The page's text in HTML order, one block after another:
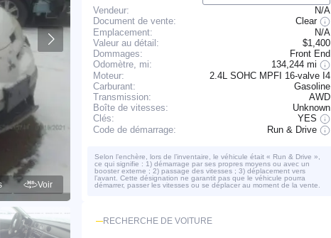
Voir
Vendeur:
N/A
Document de vente:
Clear
Emplacement:
N/A
Valeur au détail:
$1,400
Dommages:
Front End
Odomètre, mi:
134,244 mi
Moteur:
2.4L SOHC MPFI 16-valve I4
Carburant:
Gasoline
Transmission:
AWD
Boîte de vitesses:
Unknown
Clés:
YES
Code de démarrage:
Run & Drive
Selon l’enchère, lors de l’inventaire, le véhicule était « Run & Drive »,
ce qui signifie : 1) démarrage par ses propres moyens ou avec un
booster externe ; 2) passage des vitesses ; 3) déplacement vers
l’avant. Cette désignation ne garantit pas que le véhicule pourra
démarrer, passer les vitesses ou se déplacer au moment de la vente.
RECHERCHE DE VOITURE